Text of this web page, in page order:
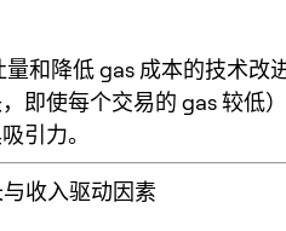
量和降低 gas 成本的技术改
即使每个交易的 gas 较低
引力。
收入驱动因素